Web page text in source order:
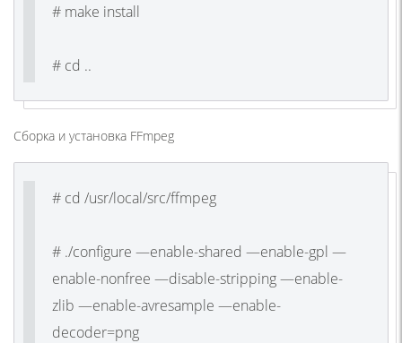
# make install
# cd ..
Сборка и установка FFmpeg
# cd /usr/local/src/ffmpeg
# ./configure —enable-shared —enable-gpl —
enable-nonfree —disable-stripping —enable-
zlib —enable-avresample —enable-
decoder=png